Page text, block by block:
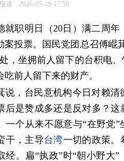
道 2026-05-19 17:59
就职明日（20日）满二周年
案投票。国民党团总召傅崐
，坐拥前人留下的台积电
吃前人留下来的财产。
说，台民意机构今日对赖清
后是赞成多还是反对多？这
一个从来不愿意与“在野党”
干，主导台湾一切的政策。
经。扁“执政”时“朝小野大”